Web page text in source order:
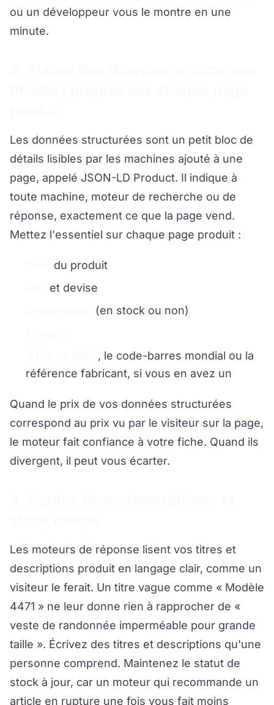
ou un développeur vous le montre en une
minute.
Les données structurées sont un petit bloc de
détails lisibles par les machines ajouté à une
page, appelé JSON-LD Product. Il indique à
toute machine, moteur de recherche ou de
réponse, exactement ce que la page vend.
Mettez l'essentiel sur chaque page produit :
du produit
et devise
(en stock ou non)
, le code-barres mondial ou la
référence fabricant, si vous en avez un
Quand le prix de vos données structurées
correspond au prix vu par le visiteur sur la page,
le moteur fait confiance à votre fiche. Quand ils
divergent, il peut vous écarter.
Les moteurs de réponse lisent vos titres et
descriptions produit en langage clair, comme un
visiteur le ferait. Un titre vague comme « Modèle
4471 » ne leur donne rien à rapprocher de «
veste de randonnée imperméable pour grande
taille ». Écrivez des titres et descriptions qu'une
personne comprend. Maintenez le statut de
stock à jour, car un moteur qui recommande un
article en rupture une fois vous fait moins